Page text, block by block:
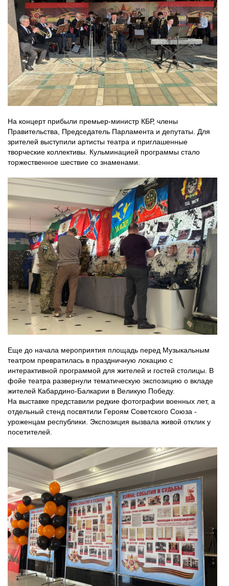
На концерт прибыли премьер-министр КБР, члены
Правительства, Председатель Парламента и депутаты. Для
зрителей выступили артисты театра и приглашенные
творческие коллективы. Кульминацией программы стало
торжественное шествие со знаменами.
Еще до начала мероприятия площадь перед Музыкальным
театром превратилась в праздничную локацию с
интерактивной программой для жителей и гостей столицы. В
фойе театра развернули тематическую экспозицию о вкладе
жителей Кабардино-Балкарии в Великую Победу.
На выставке представили редкие фотографии военных лет, а
отдельный стенд посвятили Героям Советского Союза -
уроженцам республики. Экспозиция вызвала живой отклик у
посетителей.